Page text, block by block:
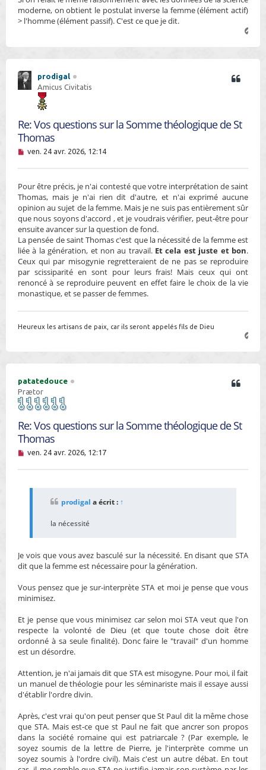
moderne, on obtient le postulat inverse la femme (élément actif)
> l'homme (élément passif). C'est ce que je dit.
prodigal
Amicus Civitatis
Re: Vos questions sur la Somme théologique de St
Thomas
M
a
g
e
n
o
n
l
u
ven. 24 avr. 2026, 12:14
Pour être précis, je n'ai contesté que votre interprétation de saint
Thomas, mais je n'ai rien dit d'autre, et n'ai exprimé aucune
opinion au sujet de la femme. Mais je ne suis pas entièrement sûr
que nous soyons d'accord , et je voudrais vérifier, peut-être pour
ensuite avancer sur la question de fond.
La pensée de saint Thomas c'est que la nécessité de la femme est
liée à la génération, et non au travail. Et cela est juste et bon.
Ceux qui par misogynie regretteraient de ne pas se reproduire
par scissiparité en sont pour leurs frais! Mais ceux qui ont
renoncé à se reproduire peuvent en effet faire le choix de la vie
monastique, et se passer de femmes.
Heureux les artisans de paix, car ils seront appelés fils de Dieu
patatedouce
Prætor
Re: Vos questions sur la Somme théologique de St
Thomas
M
ven. 24 avr. 2026, 12:17
prodigal a écrit : ↑
la nécessité
Je vois que vous avez basculé sur la nécessité. En disant que STA
dit que la femme est nécessaire pour la génération.
Vous pensez que je sur-interprète STA et moi je pense que vous
minimisez.
Et je pense que vous minimisez car selon moi STA veut que l'on
respecte la volonté de Dieu (et que toute chose doit être
ordonné à sa seule finalité). Donc faire le "travail" d'un homme
est un désordre.
Attention, je n'ai jamais dit que STA est misogyne. Pour moi, il fait
un manuel de théologie pour les séminariste mais il essaye aussi
d'établir l'ordre divin.
Après, c'est vrai qu'on peut penser que St Paul dit la même chose
que STA. Mais est-ce que st Paul ne fait que ancrer son propos
dans la société romaine qui est patriarcale ? (Par exemple, le
soyez soumis de la lettre de Pierre, je l'interprète comme un
soyez soumis à l'ordre civil). Mais c'est un autre débat. En tout